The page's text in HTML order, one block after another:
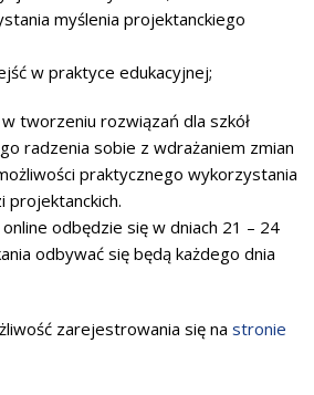
myślenia projektanckiego
w praktyce edukacyjnej;
tworzeniu rozwiązań dla szkół
radzenia sobie z wdrażaniem zmian
praktycznego wykorzystania
projektanckich.
odbędzie się w dniach 21 – 24
odbywać się będą każdego dnia
zarejestrowania się na stronie